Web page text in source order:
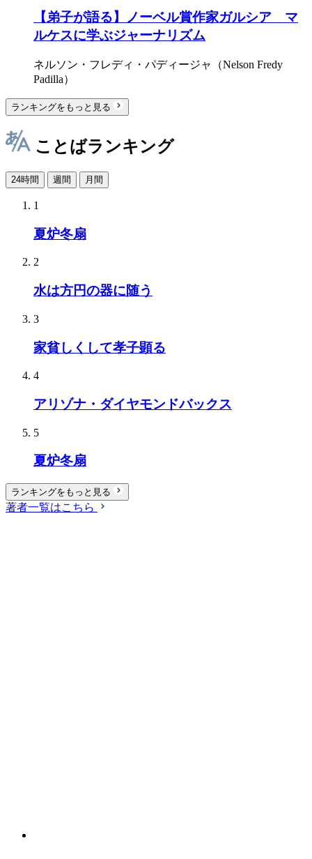
【弟子が語る】ノーベル賞作家ガルシア゠マ
ルケスに学ぶジャーナリズム
ネルソン・フレディ・パディージャ（Nelson Fredy
Padilla）
ランキングをもっと見る
ことばランキング
24時間 週間 月間
1
夏炉冬扇
2
水は方円の器に随う
3
家貧しくして孝子顕る
4
アリゾナ・ダイヤモンドバックス
5
夏炉冬扇
ランキングをもっと見る
著者一覧はこちら